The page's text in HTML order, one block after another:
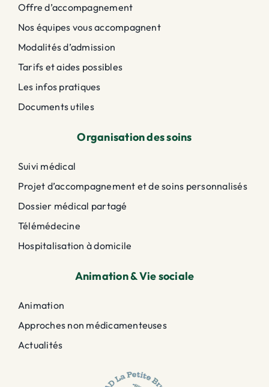
Offre d’accompagnement
Nos équipes vous accompagnent
Modalités d’admission
Tarifs et aides possibles
Les infos pratiques
Documents utiles
Organisation des soins
Suivi médical
Projet d’accompagnement et de soins personnalisés
Dossier médical partagé
Télémédecine
Hospitalisation à domicile
Animation & Vie sociale
Animation
Approches non médicamenteuses
Actualités